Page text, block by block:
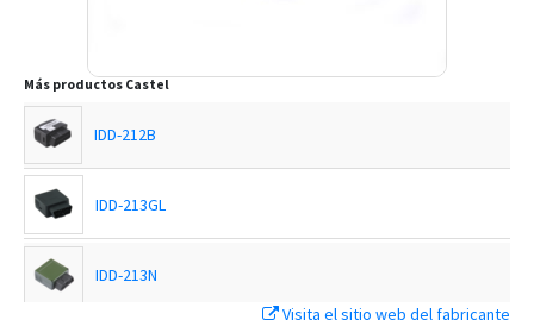
Más productos Castel
IDD-212B
IDD-213GL
IDD-213N
Visita el sitio web del fabricante